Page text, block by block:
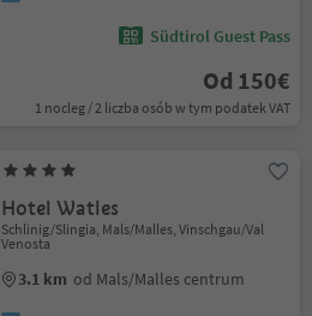
Südtirol Guest Pass
Od 150€
1 nocleg / 2 liczba osób w tym podatek VAT
Hotel Watles
Schlinig/Slingia, Mals/Malles, Vinschgau/Val
Venosta
3.1 km od Mals/Malles centrum